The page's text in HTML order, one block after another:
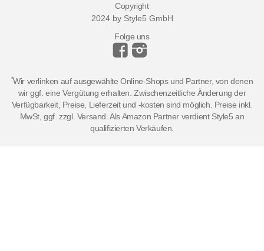
Copyright
2024 by Style5 GmbH
Folge uns
*Wir verlinken auf ausgewählte Online-Shops und Partner, von denen
wir ggf. eine Vergütung erhalten. Zwischenzeitliche Änderung der
Verfügbarkeit, Preise, Lieferzeit und -kosten sind möglich. Preise inkl.
MwSt, ggf. zzgl. Versand. Als Amazon Partner verdient Style5 an
qualifizierten Verkäufen.